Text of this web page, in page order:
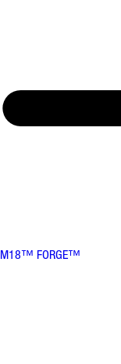
M18™ FORGE™